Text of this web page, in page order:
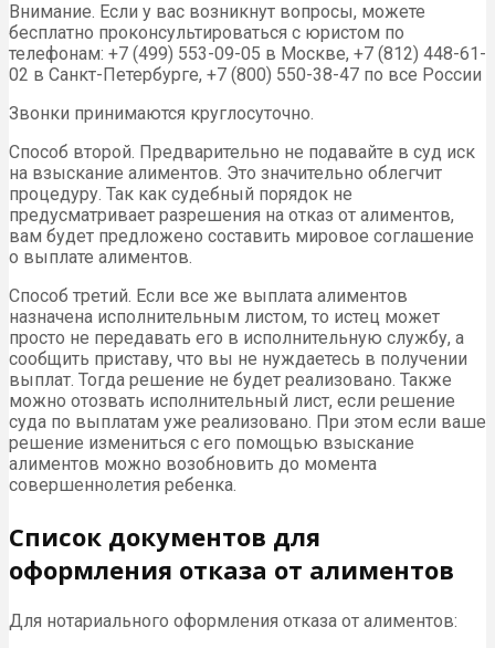
Внимание. Если у вас возникнут вопросы, можете
бесплатно проконсультироваться с юристом по
телефонам: +7 (499) 553-09-05 в Москве, +7 (812) 448-61-
02 в Санкт-Петербурге, +7 (800) 550-38-47 по все России
Звонки принимаются круглосуточно.
Способ второй. Предварительно не подавайте в суд иск
на взыскание алиментов. Это значительно облегчит
процедуру. Так как судебный порядок не
предусматривает разрешения на отказ от алиментов,
вам будет предложено составить мировое соглашение
о выплате алиментов.
Способ третий. Если все же выплата алиментов
назначена исполнительным листом, то истец может
просто не передавать его в исполнительную службу, а
сообщить приставу, что вы не нуждаетесь в получении
выплат. Тогда решение не будет реализовано. Также
можно отозвать исполнительный лист, если решение
суда по выплатам уже реализовано. При этом если ваше
решение измениться с его помощью взыскание
алиментов можно возобновить до момента
совершеннолетия ребенка.
Список документов для
оформления отказа от алиментов
Для нотариального оформления отказа от алиментов: